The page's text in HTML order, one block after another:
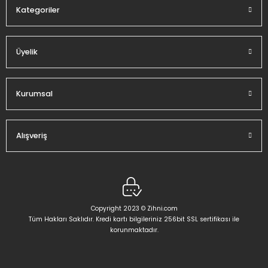
Kategoriler
Üyelik
Kurumsal
Alışveriş
Copyright 2023 © Zihni.com
Tüm Hakları Saklıdır. Kredi kartı bilgileriniz 256bit SSL sertifikası ile
korunmaktadır.